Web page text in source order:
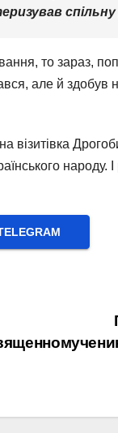
то зараз,
але й
народу.